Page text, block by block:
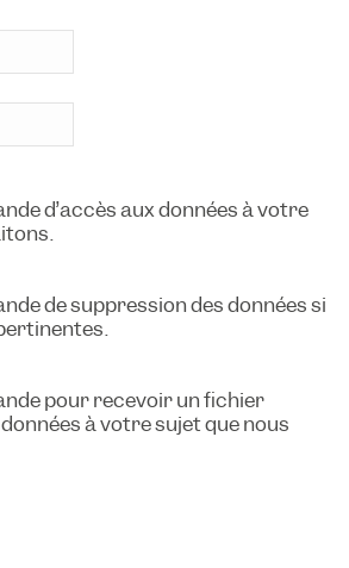
d’accès aux données à votre
de suppression des données si
pour recevoir un fichier
à votre sujet que nous